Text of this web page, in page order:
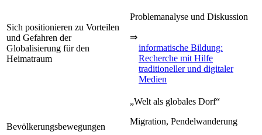
Sich positionieren zu Vorteilen
und Gefahren der
Globalisierung für den
Heimatraum
Problemanalyse und Diskussion
⇒
informatische Bildung:
Recherche mit Hilfe
traditioneller und digitaler
Medien
Bevölkerungsbewegungen
„Welt als globales Dorf“
Migration, Pendelwanderung